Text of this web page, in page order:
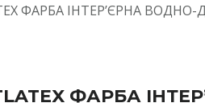
ФАРБА ІНТЕР’ЄРНА
ФАРБА